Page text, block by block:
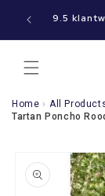
naar de
jouw 9.5
Home › All
Tartan Poncho
direct naar